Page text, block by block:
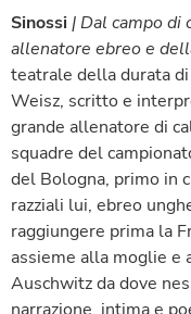
Sinossi| Dal campo di
allenatore ebreo e
teatrale della durata
Weisz, scritto e
grande allenatore di
squadre del
del Bologna, primo in
razziali lui, ebreo
raggiungere prima la
assieme alla moglie e
Auschwitz da dove